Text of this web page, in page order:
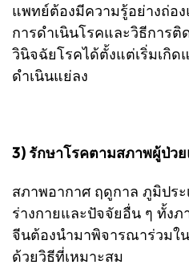
แพทย์ต้องมีความรู้อย่างถ่อง
การดำเนินโรคและวิธีการติ
วินิจฉัยโรคได้ตั้งแต่เริ่มเกิด
ดำเนินแย่ลง
3) รักษาโรคตามสภาพผู้ป่ว
สภาพอากาศ ฤดูกาล ภูมิปร
ร่างกายและปัจจัยอื่น ๆ ทั้ง
จีนต้องนำมาพิจารณาร่วมใ
ด้วยวิธีที่เหมาะสม